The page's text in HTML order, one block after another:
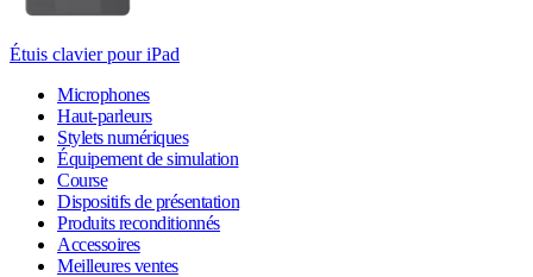
Étuis clavier pour iPad
Microphones
Haut-parleurs
Stylets numériques
Équipement de simulation
Course
Dispositifs de présentation
Produits reconditionnés
Accessoires
Meilleures ventes